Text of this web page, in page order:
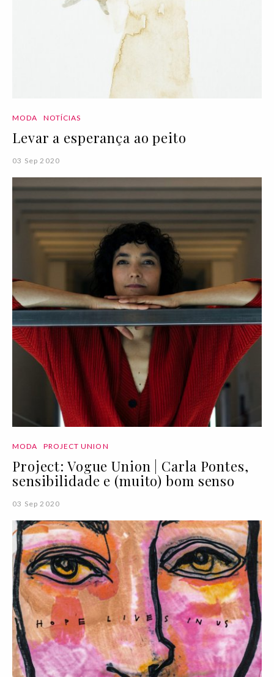
MODA NOTÍCIAS
Levar a esperança ao peito
03 Sep 2020
MODA PROJECT UNION
Project: Vogue Union | Carla Pontes,
sensibilidade e (muito) bom senso
03 Sep 2020